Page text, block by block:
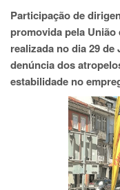
Participação de
promovida pela União
realizada no dia 29 de
denúncia dos
estabilidade no